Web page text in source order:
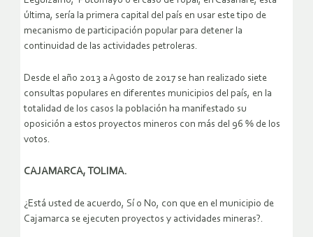
última, sería la primera capital del país en usar este tipo de
mecanismo de participación popular para detener la
continuidad de las actividades petroleras.
Desde el año 2013 a Agosto de 2017 se han realizado siete
consultas populares en diferentes municipios del país, en la
totalidad de los casos la población ha manifestado su
oposición a estos proyectos mineros con más del 96 % de los
votos.
CAJAMARCA, TOLIMA.
¿Está usted de acuerdo, Sí o No, con que en el municipio de
Cajamarca se ejecuten proyectos y actividades mineras?.